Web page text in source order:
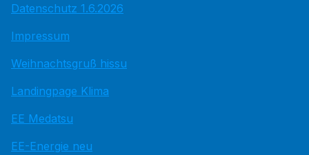
Datenschutz 1.6.2026
Impressum
Weihnachtsgruß hissu
Landingpage Klima
EE Medatsu
EE-Energie neu